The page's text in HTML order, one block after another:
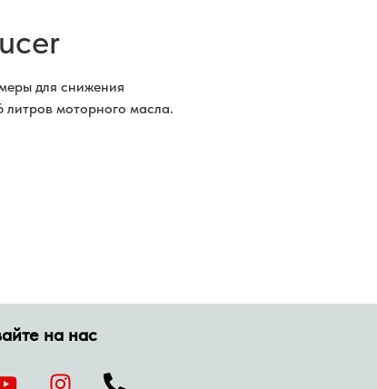
для снижения
моторного масла.
на нас